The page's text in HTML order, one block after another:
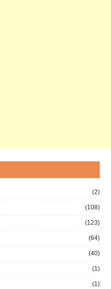
(2)
(108)
(123)
(64)
(40)
(1)
(1)